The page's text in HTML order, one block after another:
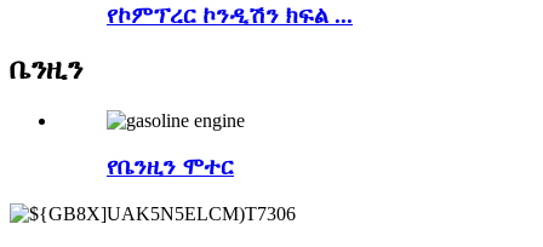
የኮምፕረር ኮንዲሽን ክፍል ...
ቤንዚን
የቤንዚን ሞተር